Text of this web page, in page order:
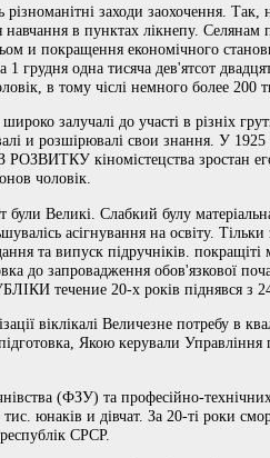
заходи заохочення. Так,
навчання в пунктах лікнепу. Селянам
и покращення економічного
одна тисяча дев'ятсот
в тому чіслі немного более 200
залучалі до участі в різніх
и розшірювалі свои знання. У 1925
РОЗВИТКУ кіномістецства зростан
чоловік.
Великі. Слабкий булу
асігнування на освіту.
та випуск підручніків. покращіті
до запровадження обов'язкової
течение 20-х років піднявся з
віклікалі Величезне потребу в
Якою керували
(ФЗУ) та професійно-
юнаків и дівчат. За 20-ті роки
СРСР.